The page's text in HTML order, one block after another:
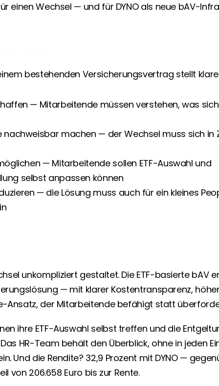
einen Wechsel — und für DYNO als neue bAV-
bestehenden Versicherungsvertrag stellt
— Mitarbeitende müssen verstehen, was
nachweisbar machen — der Wechsel muss sich in
— Mitarbeitende sollen ETF-Auswahl und
selbst anpassen können
— die Lösung muss auch für ein kleines
unkompliziert gestaltet. Die ETF-basierte bAV
— mit klarer Kostentransparenz,
Ansatz, der Mitarbeitende befähigt statt
ihre ETF-Auswahl selbst treffen und die
HR-Team behält den Überblick, ohne in jeden
Und die Rendite? 32,9 Prozent mit DYNO —
von 206.658 Euro bis zur Rente.